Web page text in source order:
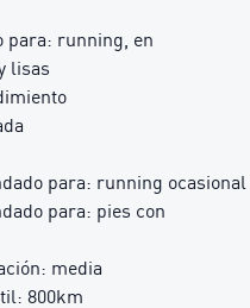
para: running, en
lisas
para: running ocasional
para: pies con
media
800km